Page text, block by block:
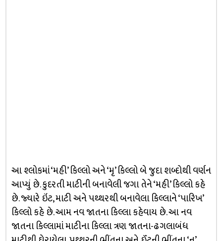
આ શ્લોકમાં ‘મહી’ કિલ્લો અને ‘મૃ’ કિલ્લો બે જુદા શબ્દોથી વર્ણન
આપ્યું છે. કુદરતી માટીની બનાવેલી જગા તેને ‘મહી’ કિલ્લો કહે
છે. જ્યારે ઇંટ, માટી અને પથ્થરથી બનાવેલા કિલ્લાને ‘પારિખ’
કિલ્લો કહે છે. આમ નવ જાતના કિલ્લા કહેવાય છે. આ નવ
જાતના કિલ્લામાં માટીના કિલ્લા ત્રણ જાતના-ઢગલાબંધ